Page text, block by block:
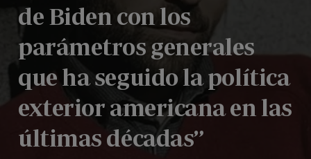
de Biden con los
parámetros generales
que ha seguido la política
exterior americana en las
últimas décadas”